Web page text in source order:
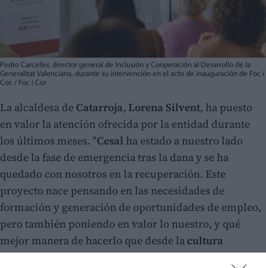
Pedro Carceller, director general de Inclusión y Cooperación al Desarrollo de la
Generalitat Valenciana, durante su intervención en el acto de inauguración de Foc i
Cor. / Foc i Cor
La alcaldesa de Catarroja, Lorena Silvent, ha puesto
en valor la atención ofrecida por la entidad durante
los últimos meses. "Cesal ha estado a nuestro lado
desde la fase de emergencia tras la dana y se ha
quedado con nosotros en la recuperación. Este
proyecto nace pensando en las necesidades de
formación y generación de oportunidades de empleo,
pero también poniendo en valor lo nuestro, y qué
mejor manera de hacerlo que desde la cultura
gastronómica", ha destacado.